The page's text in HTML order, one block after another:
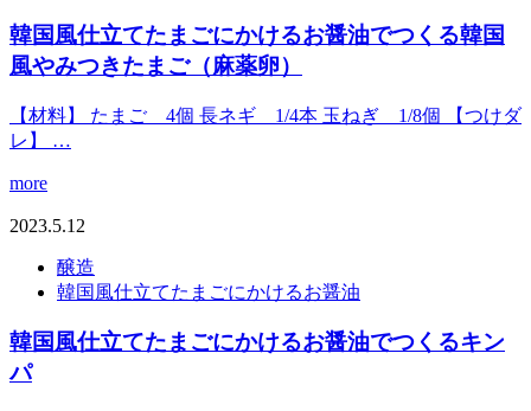
韓国風仕立てたまごにかけるお醤油でつくる韓国
風やみつきたまご（麻薬卵）
【材料】 たまご 4個 長ネギ 1/4本 玉ねぎ 1/8個 【つけダ
レ】 …
more
2023.5.12
醸造
韓国風仕立てたまごにかけるお醤油
韓国風仕立てたまごにかけるお醤油でつくるキン
パ